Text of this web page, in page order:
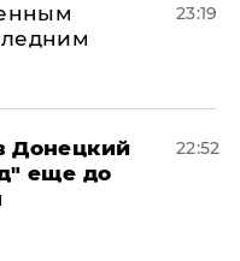
23:19
Донецкий
еще до
22:52